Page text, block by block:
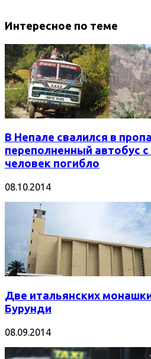
Интересное по теме
В Непале свалился в
переполненный автобус
человек погибло
08.10.2014
Две итальянских
Бурунди
08.09.2014